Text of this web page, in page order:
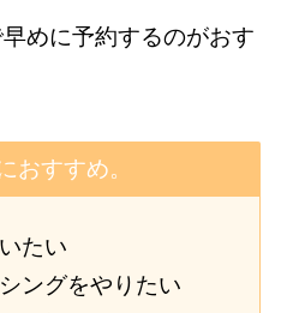
めに予約するのがおす
おすすめ。
たい
ングをやりたい